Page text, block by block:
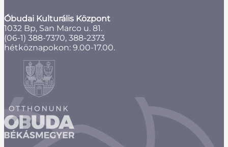
Óbudai Kulturális Központ
1032 Bp, San Marco u. 81.
(06-1) 388-7370, 388-2373
hétköznapokon: 9.00-17.00.